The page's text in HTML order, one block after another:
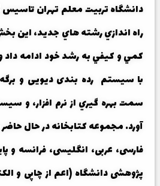
دانشگاه تربيت معلم تهران
راه اندازي رشته هاي جديد، اين
کمي و کيفي به رشد خود ادامه داد
با سیستم رده بندی دیویی و
سمت بهره گيري از نرم افزار، و
فارسی، عربی، انگلیسی، فرانسه و
پژوهشی دانشگاه (اعم از چاپی و